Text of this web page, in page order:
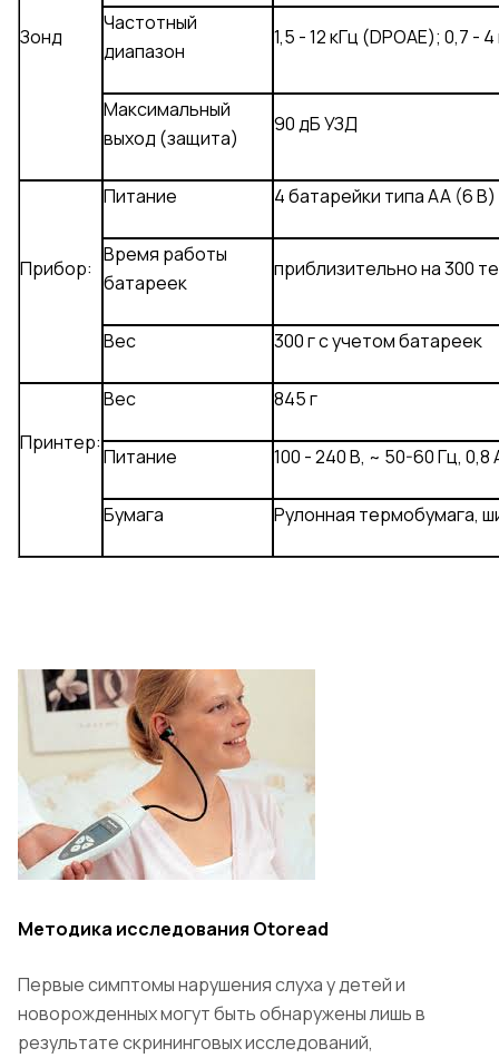
Зонд
Частотный
диапазон
1,5 - 12 кГц (DPOAE); 0,7 -
Максимальный
выход (защита)
90 дБ УЗД
Прибор:
Питание 4 батарейки типа AA (6 В)
Время работы
батареек
приблизительно на 300
Вес 300 г с учетом батареек
Принтер:
Вес 845 г
Питание 100 - 240 В, ~ 50-60 Гц, 0,8
Бумага Рулонная термобумага,
Методика исследования Otoread
Первые симптомы нарушения слуха у детей и
новорожденных могут быть обнаружены лишь в
результате скрининговых исследований,